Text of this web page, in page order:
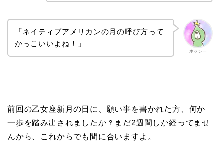
ホッシー
「ネイティブアメリカンの月の呼び方って
かっこいいよね！」
前回の乙女座新月の日に、願い事を書かれた方、何か
一歩を踏み出されましたか？まだ2週間しか経ってませ
んから、これからでも間に合いますよ。